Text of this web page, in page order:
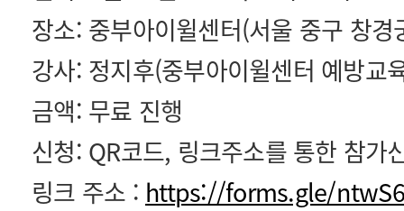
장소: 중부아이윌센터(서울 중구 창
강사: 정지후(중부아이윌센터 예방교
금액: 무료 진행
신청: QR코드, 링크주소를 통한 참가
링크 주소 : https://forms.gle/